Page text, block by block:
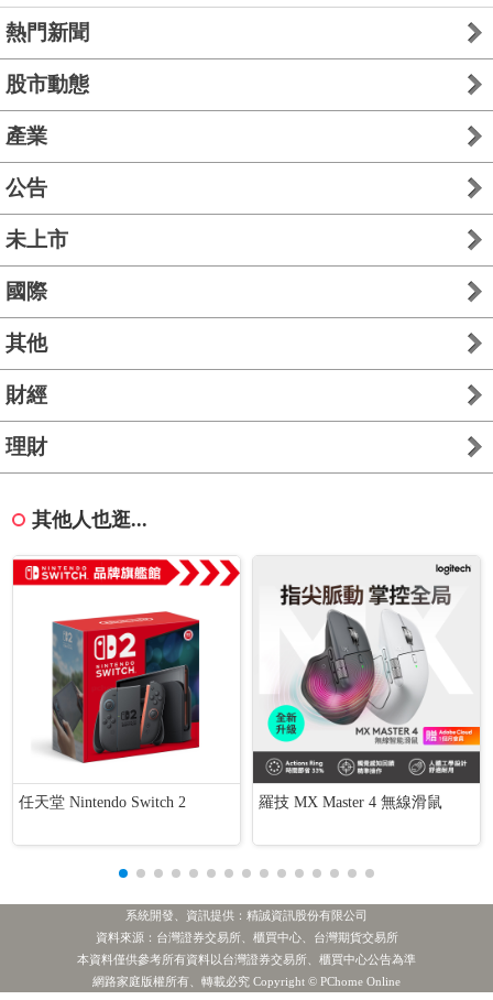
熱門新聞
股市動態
產業
公告
未上市
國際
其他
財經
理財
其他人也逛...
任天堂 Nintendo Switch 2 羅技 MX Master 4 無線滑鼠
系統開發、資訊提供：精誠資訊股份有限公司
資料來源：台灣證券交易所、櫃買中心、台灣期貨交易所
本資料僅供參考所有資料以台灣證券交易所、櫃買中心公告為準
網路家庭版權所有、轉載必究 Copyright © PChome Online
經濟部認台糖無通報義務 在野對此表質疑